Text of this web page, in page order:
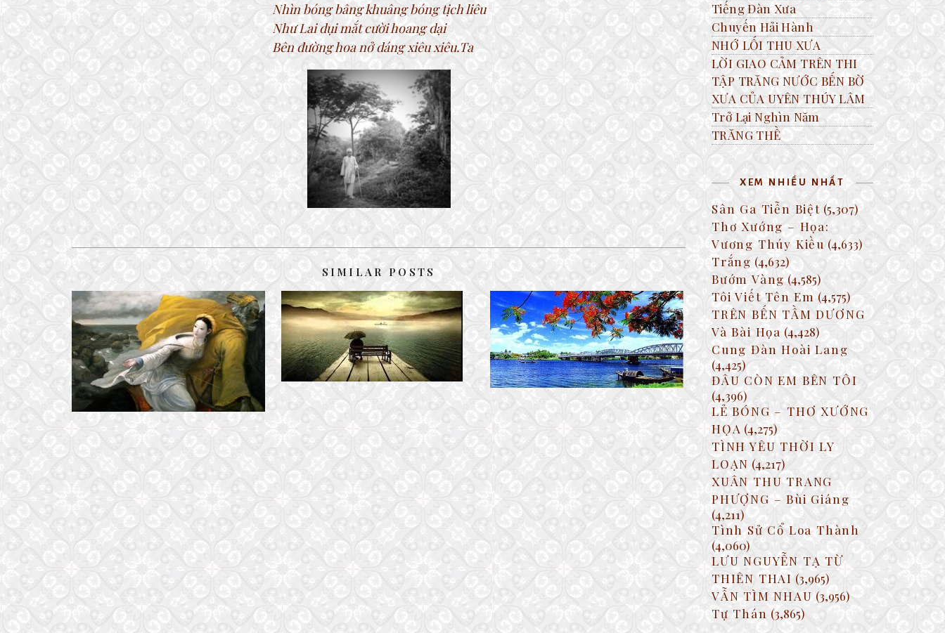
Nhìn bóng bâng khuâng bóng tịch liêu
Như Lai dụi mắt cười hoang dại
Bên đường hoa nở dáng xiêu xiêu.Ta
SIMILAR POSTS
TÌNH SỬ CỔ LOA THÀNH
28 October, 2016
XAO XUYẾN LÒNG ĐƠN
28 October, 2016
HUẾ THƯƠNG
7 February, 2017
Tiếng Đàn Xưa
Chuyến Hải Hành
NHỚ LỐI THU XƯA
LỜI GIAO CẢM TRÊN THI
TẬP TRĂNG NƯỚC BẾN BỜ
XƯA CỦA UYÊN THÚY LÂM
Trở Lại Nghìn Năm
TRĂNG THỀ
XEM NHIỀU NHẤT
Sân Ga Tiễn Biệt (5,307)
Thơ Xướng – Họa:
Vương Thúy Kiều (4,633)
Trắng (4,632)
Bướm Vàng (4,585)
Tôi Viết Tên Em (4,575)
TRÊN BẾN TẦM DƯƠNG
Và Bài Họa (4,428)
Cung Đàn Hoài Lang
(4,425)
ĐÂU CÒN EM BÊN TÔI
(4,396)
LẺ BÓNG – THƠ XƯỚNG
HỌA (4,275)
TÌNH YÊU THỜI LY
LOẠN (4,217)
XUÂN THU TRANG
PHƯỢNG – Bùi Giáng
(4,211)
Tình Sử Cổ Loa Thành
(4,060)
LƯU NGUYỄN TẠ TỪ
THIÊN THAI (3,965)
VẪN TÌM NHAU (3,956)
Tự Thán (3,865)